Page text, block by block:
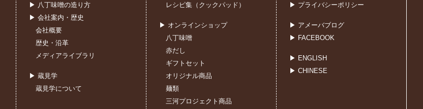
▶ 八丁味噌の造り方
▶ 会社案内・歴史
会社概要
歴史・沿革
メディアライブラリ
▶ 蔵見学
蔵見学について
レシピ集（クックパッド）
▶ オンラインショップ
八丁味噌
赤だし
ギフトセット
オリジナル商品
麺類
三河プロジェクト商品
▶ プライバシーポリシー
▶ アメーバブログ
▶ FACEBOOK
▶ ENGLISH
▶ CHINESE